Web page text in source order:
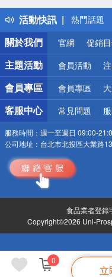
0
立
活動快訊
得獎公告
熱門話題
銀行優惠
偏遠地區
詐騙網頁
關於我們
官網 促銷
主題活動 會員活動
會員專區 會員專區
客服中心 常見問題
服務時間： 週一至週日 09:00-
公司地址： 台北市北投區大業路
食品業者登
Copyright©2026 Uni-